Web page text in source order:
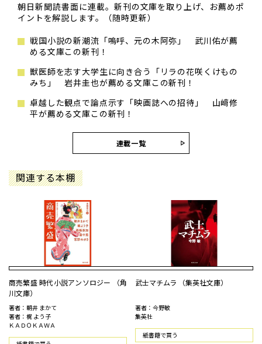
朝日新聞読書面に連載。新刊の文庫を取り上げ、お薦めポ
イントを解説します。（随時更新）
戦国小説の新潮流「嗚呼、元の木阿弥」 武川佑が薦
める文庫この新刊！
獣医師を志す大学生に向き合う「リラの花咲くけもの
みち」 岩井圭也が薦める文庫この新刊！
卓越した観点で論点示す「映画誌への招待」 山﨑修
平が薦める文庫この新刊！
連載一覧
関連する本棚
商売繁盛 時代小説アンソロジー （角
川文庫）
著者：朝井 まかて
著者：梶 よう子
ＫＡＤＯＫＡＷＡ
武士マチムラ （集英社文庫）
著者：今野敏
集英社
紙書籍で買う